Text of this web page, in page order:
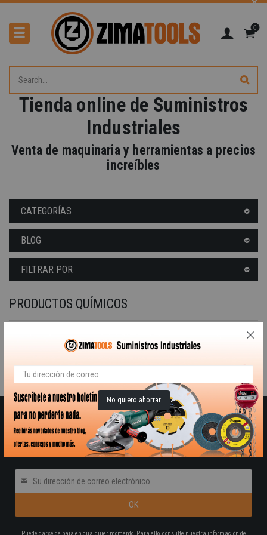
0
Tienda online de Suministros
Industriales
Venta de maquinaria y herramientas a precios
increíbles
CATEGORÍAS
BLOG
FILTRAR POR
PRODUCTOS QUÍMICOS
Lamentamos las molestias.
Realice una nueva búsqueda sobre su interés
RECIBE NUESTRO BOLETÍN DE OFERTAS Y
NOVEDADES
Pon tú correo electrónico
No quiero ahorrar